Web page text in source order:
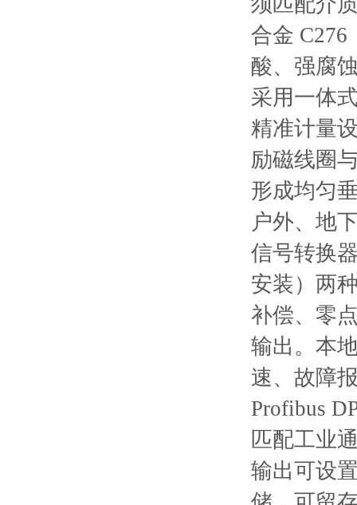
合金
酸、强腐
采用一体
精准计量
励磁线圈
形成均匀
户外、地
信号转换
安装）两
补偿、零
输出。本
速、故障
Profibus
匹配工业
输出可设